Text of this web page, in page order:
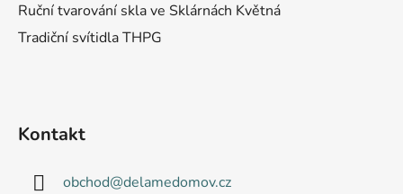
Ruční tvarování skla ve Sklárnách Květná
Tradiční svítidla THPG
Kontakt
obchod@delamedomov.cz